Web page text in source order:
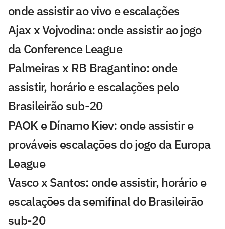
onde assistir ao vivo e escalações
Ajax x Vojvodina: onde assistir ao jogo
da Conference League
Palmeiras x RB Bragantino: onde
assistir, horário e escalações pelo
Brasileirão sub-20
PAOK e Dínamo Kiev: onde assistir e
prováveis escalações do jogo da Europa
League
Vasco x Santos: onde assistir, horário e
escalações da semifinal do Brasileirão
sub-20